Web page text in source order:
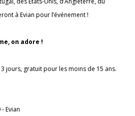
à Evian pour l’événement !
on adore !
jours, gratuit pour les moins de 15 ans.
Evian